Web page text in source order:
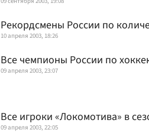
Рекордсмены России по
10 апреля 2003, 18:26
Все чемпионы России по
09 апреля 2003, 23:07
Все игроки «Локомотива» в
09 апреля 2003, 22:05